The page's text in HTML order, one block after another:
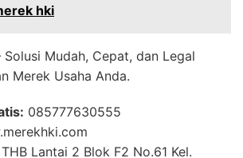
hki
Solusi Mudah, Cepat, dan Legal
Merek Usaha Anda.
085777630555
Lantai 2 Blok F2 No.61 Kel.